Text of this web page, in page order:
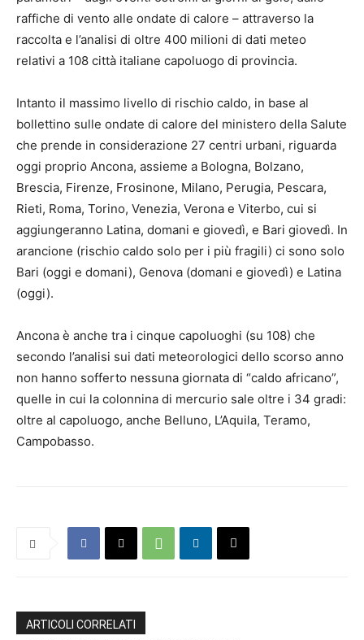
raffiche di vento alle ondate di calore – attraverso la
raccolta e l’analisi di oltre 400 milioni di dati meteo
relativi a 108 città italiane capoluogo di provincia.
Intanto il massimo livello di rischio caldo, in base al
bollettino sulle ondate di calore del ministero della Salute
che prende in considerazione 27 centri urbani, riguarda
oggi proprio Ancona, assieme a Bologna, Bolzano,
Brescia, Firenze, Frosinone, Milano, Perugia, Pescara,
Rieti, Roma, Torino, Venezia, Verona e Viterbo, cui si
aggiungeranno Latina, domani e giovedì, e Bari giovedì. In
arancione (rischio caldo solo per i più fragili) ci sono solo
Bari (oggi e domani), Genova (domani e giovedì) e Latina
(oggi).
Ancona è anche tra i cinque capoluoghi (su 108) che
secondo l’analisi sui dati meteorologici dello scorso anno
non hanno sofferto nessuna giornata di “caldo africano”,
quelle in cui la colonnina di mercurio sale oltre i 34 gradi:
oltre al capoluogo, anche Belluno, L’Aquila, Teramo,
Campobasso.
ARTICOLI CORRELATI